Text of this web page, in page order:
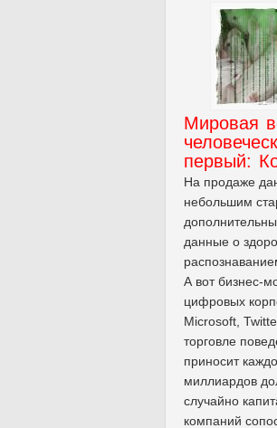
Мировая
первый:
На продаже
небольшим
данные о
А вот бизнес-
цифровых
Microsoft,
торговле
приносит
миллиардов
случайно
компаний